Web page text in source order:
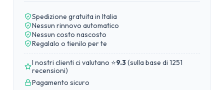
Spedizione gratuita in Italia
Nessun rinnovo automatico
Nessun costo nascosto
Regalalo o tienilo per te
I nostri clienti ci valutano ⭐9.3(sulla base di 1251
recensioni)
Pagamento sicuro